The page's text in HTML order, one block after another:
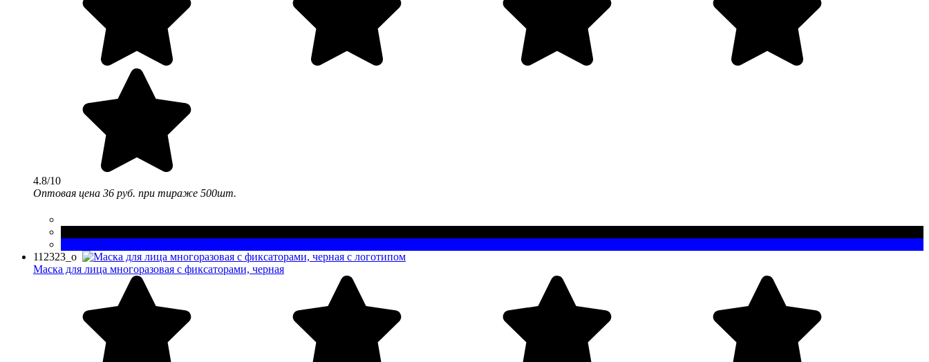
4.8/10
Оптовая цена 36 руб. при тираже 500шт.
112323_o
Маска для лица многоразовая с фиксаторами, черная